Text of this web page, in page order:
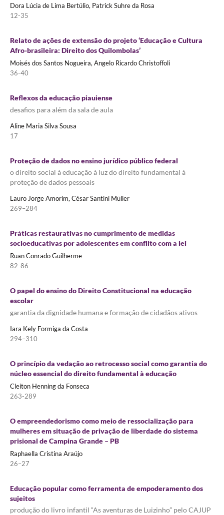
Dora Lúcia de Lima Bertúlio, Patrick Suhre da Rosa
12-35
Relato de ações de extensão do projeto ‘Educação e Cultura
Afro-brasileira: Direito dos Quilombolas’
Moisés dos Santos Nogueira, Angelo Ricardo Christoffoli
36-40
Reflexos da educação piauiense
desafios para além da sala de aula
Aline Maria Silva Sousa
17
Proteção de dados no ensino jurídico público federal
o direito social à educação à luz do direito fundamental à
proteção de dados pessoais
Lauro Jorge Amorim, César Santini Müller
269–284
Práticas restaurativas no cumprimento de medidas
socioeducativas por adolescentes em conflito com a lei
Ruan Conrado Guilherme
82-86
O papel do ensino do Direito Constitucional na educação
escolar
garantia da dignidade humana e formação de cidadãos ativos
Iara Kely Formiga da Costa
294–310
O princípio da vedação ao retrocesso social como garantia do
núcleo essencial do direito fundamental à educação
Cleiton Henning da Fonseca
263-289
O empreendedorismo como meio de ressocialização para
mulheres em situação de privação de liberdade do sistema
prisional de Campina Grande – PB
Raphaella Cristina Araújo
26–27
Educação popular como ferramenta de empoderamento dos
sujeitos
produção do livro infantil “As aventuras de Luizinho” pelo CAJUP